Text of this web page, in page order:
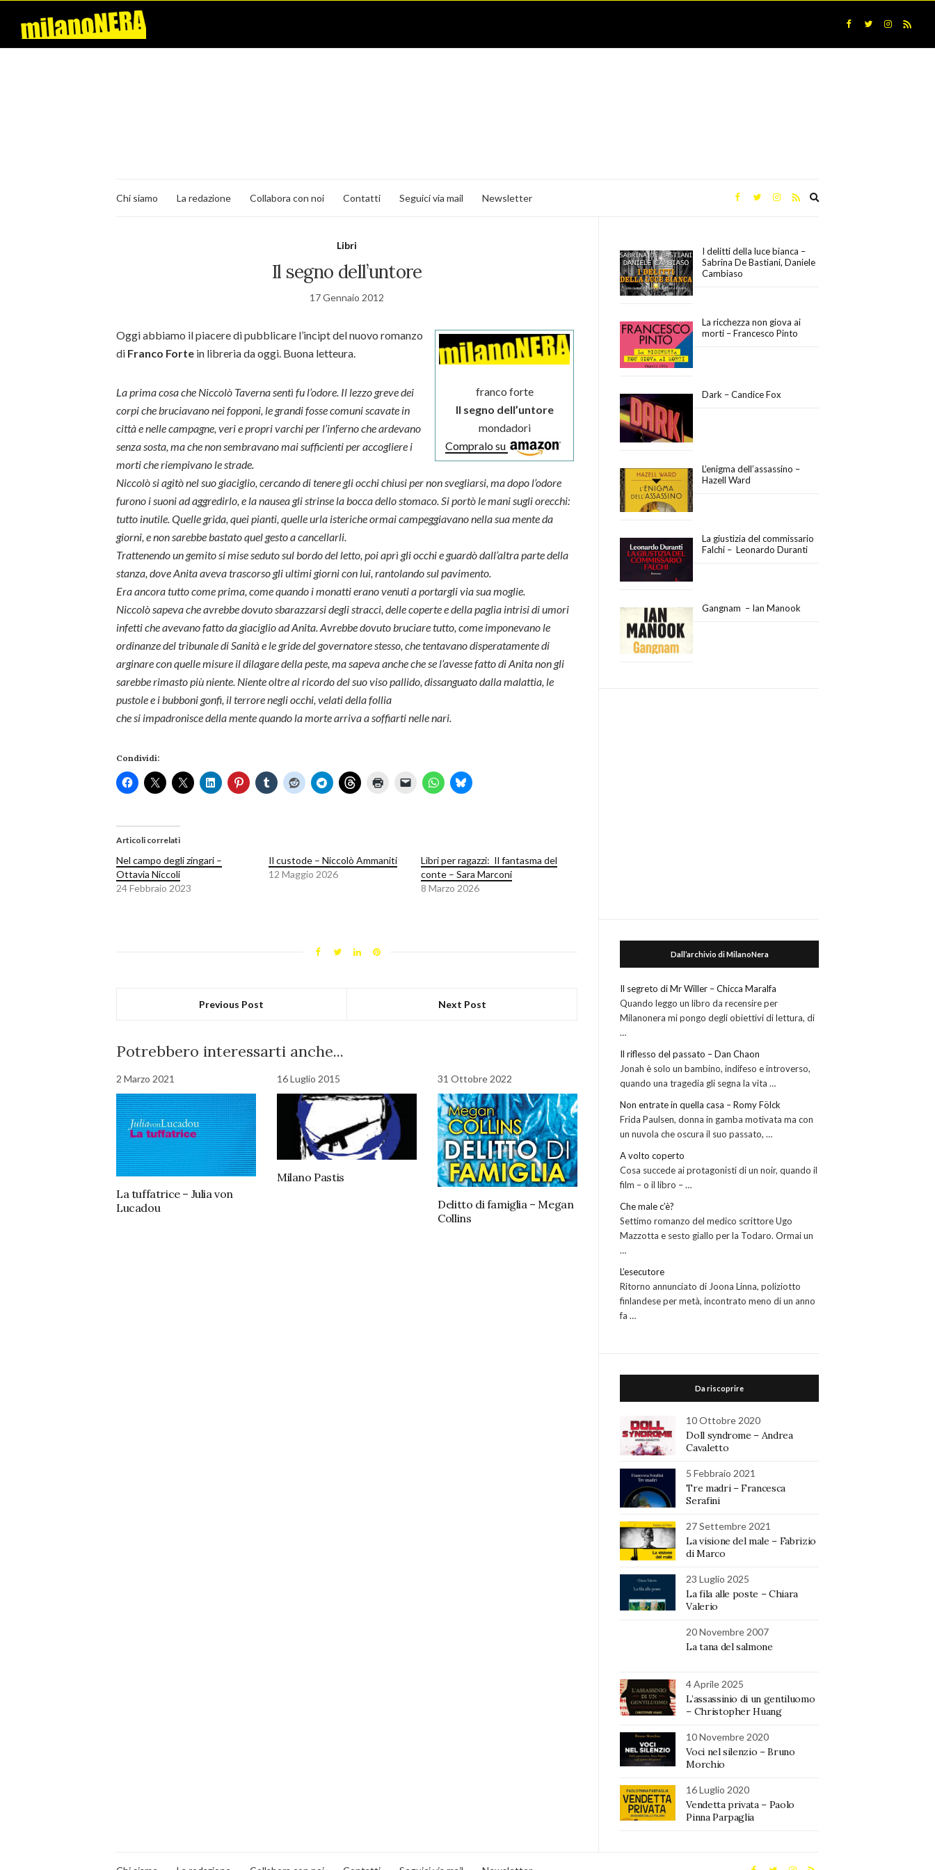
Chi siamo La redazione Collabora con noi Contatti Seguici via mail Newsletter
Libri
Il segno dell’untore
17 Gennaio 2012
franco forte
Il segno dell’untore
mondadori
Compralo su
Oggi abbiamo il piacere di pubblicare l’incipt del nuovo romanzo
di Franco Forte in libreria da oggi. Buona letteura.
La prima cosa che Niccolò Taverna sentì fu l’odore. Il lezzo greve dei
corpi che bruciavano nei fopponi, le grandi fosse comuni scavate in
città e nelle campagne, veri e propri varchi per l’inferno che ardevano
senza sosta, ma che non sembravano mai sufficienti per accogliere i
morti che riempivano le strade.
Niccolò si agitò nel suo giaciglio, cercando di tenere gli occhi chiusi per non svegliarsi, ma dopo l’odore
furono i suoni ad aggredirlo, e la nausea gli strinse la bocca dello stomaco. Si portò le mani sugli orecchi:
tutto inutile. Quelle grida, quei pianti, quelle urla isteriche ormai campeggiavano nella sua mente da
giorni, e non sarebbe bastato quel gesto a cancellarli.
Trattenendo un gemito si mise seduto sul bordo del letto, poi aprì gli occhi e guardò dall’altra parte della
stanza, dove Anita aveva trascorso gli ultimi giorni con lui, rantolando sul pavimento.
Era ancora tutto come prima, come quando i monatti erano venuti a portargli via sua moglie.
Niccolò sapeva che avrebbe dovuto sbarazzarsi degli stracci, delle coperte e della paglia intrisi di umori
infetti che avevano fatto da giaciglio ad Anita. Avrebbe dovuto bruciare tutto, come imponevano le
ordinanze del tribunale di Sanità e le gride del governatore stesso, che tentavano disperatamente di
arginare con quelle misure il dilagare della peste, ma sapeva anche che se l’avesse fatto di Anita non gli
sarebbe rimasto più niente. Niente oltre al ricordo del suo viso pallido, dissanguato dalla malattia, le
pustole e i bubboni gonfi, il terrore negli occhi, velati della follia
che si impadronisce della mente quando la morte arriva a soffiarti nelle nari.
Condividi:
Articoli correlati
Nel campo degli zingari –
Ottavia Niccoli
24 Febbraio 2023
Il custode – Niccolò Ammaniti
12 Maggio 2026
Libri per ragazzi: Il fantasma del
conte – Sara Marconi
8 Marzo 2026
Previous Post Next Post
Potrebbero interessarti anche...
2 Marzo 2021
La tuffatrice – Julia von
Lucadou
16 Luglio 2015
Milano Pastis
31 Ottobre 2022
Delitto di famiglia – Megan
Collins
I delitti della luce bianca –
Sabrina De Bastiani, Daniele
Cambiaso
La ricchezza non giova ai
morti – Francesco Pinto
Dark – Candice Fox
L’enigma dell’assassino –
Hazell Ward
La giustizia del commissario
Falchi – Leonardo Duranti
Gangnam – Ian Manook
Dall’archivio di MilanoNera
Il segreto di Mr Willer – Chicca Maralfa
Quando leggo un libro da recensire per
Milanonera mi pongo degli obiettivi di lettura, di
…
Il riflesso del passato – Dan Chaon
Jonah è solo un bambino, indifeso e introverso,
quando una tragedia gli segna la vita …
Non entrate in quella casa – Romy Fölck
Frida Paulsen, donna in gamba motivata ma con
un nuvola che oscura il suo passato, …
A volto coperto
Cosa succede ai protagonisti di un noir, quando il
film – o il libro – …
Che male c’è?
Settimo romanzo del medico scrittore Ugo
Mazzotta e sesto giallo per la Todaro. Ormai un
…
L’esecutore
Ritorno annunciato di Joona Linna, poliziotto
finlandese per metà, incontrato meno di un anno
fa …
Da riscoprire
10 Ottobre 2020
Doll syndrome – Andrea
Cavaletto
5 Febbraio 2021
Tre madri – Francesca
Serafini
27 Settembre 2021
La visione del male – Fabrizio
di Marco
23 Luglio 2025
La fila alle poste – Chiara
Valerio
20 Novembre 2007
La tana del salmone
4 Aprile 2025
L’assassinio di un gentiluomo
– Christopher Huang
10 Novembre 2020
Voci nel silenzio – Bruno
Morchio
16 Luglio 2020
Vendetta privata – Paolo
Pinna Parpaglia